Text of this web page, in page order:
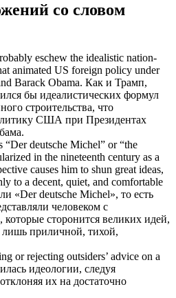
со словом
eschew the idealistic nation-
animated US foreign policy under
Barack Obama. Как и Трамп,
бы идеалистических формул
строительства, что
США при Президентах
“Der deutsche Michel” or “the
in the nineteenth century as a
causes him to shun great ideas,
to a decent, quiet, and comfortable
«Der deutsche Michel», то есть
человеком с
которые сторонится великих идей,
лишь приличной, тихой,
or rejecting outsiders’ advice on a
идеологии, следуя
их на достаточно